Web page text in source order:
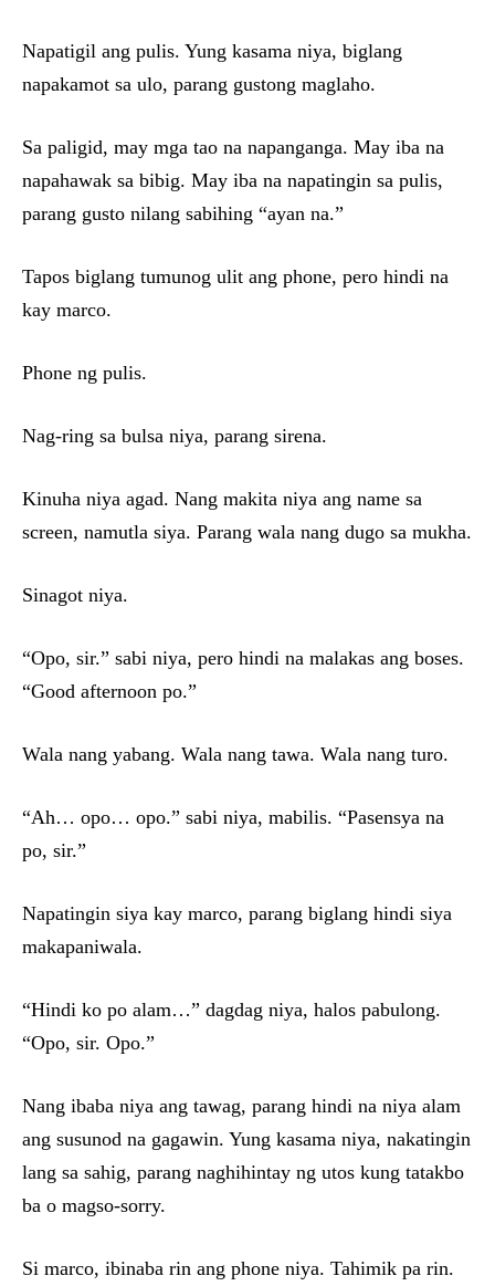
Napatigil ang pulis. Yung kasama niya, biglang
napakamot sa ulo, parang gustong maglaho.
Sa paligid, may mga tao na napanganga. May iba na
napahawak sa bibig. May iba na napatingin sa pulis,
parang gusto nilang sabihing “ayan na.”
Tapos biglang tumunog ulit ang phone, pero hindi na
kay marco.
Phone ng pulis.
Nag-ring sa bulsa niya, parang sirena.
Kinuha niya agad. Nang makita niya ang name sa
screen, namutla siya. Parang wala nang dugo sa mukha.
Sinagot niya.
“Opo, sir.” sabi niya, pero hindi na malakas ang boses.
“Good afternoon po.”
Wala nang yabang. Wala nang tawa. Wala nang turo.
“Ah… opo… opo.” sabi niya, mabilis. “Pasensya na
po, sir.”
Napatingin siya kay marco, parang biglang hindi siya
makapaniwala.
“Hindi ko po alam…” dagdag niya, halos pabulong.
“Opo, sir. Opo.”
Nang ibaba niya ang tawag, parang hindi na niya alam
ang susunod na gagawin. Yung kasama niya, nakatingin
lang sa sahig, parang naghihintay ng utos kung tatakbo
ba o magso-sorry.
Si marco, ibinaba rin ang phone niya. Tahimik pa rin.